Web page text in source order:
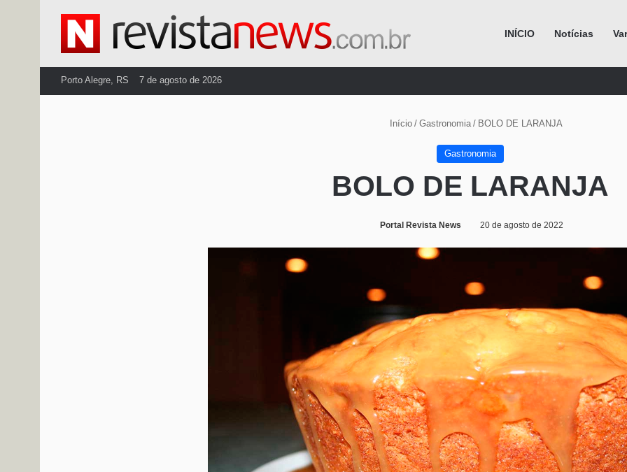
INÍCIO Notícias
Porto Alegre, RS 7 de agosto de 2026
Início / Gastronomia / BOLO DE LARANJA
Gastronomia
BOLO DE LARANJA
Portal Revista News 20 de agosto de 2022